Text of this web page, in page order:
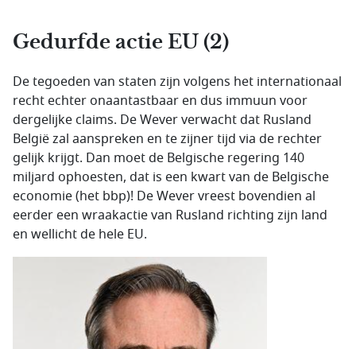
Gedurfde actie EU (2)
De tegoeden van staten zijn volgens het internationaal
recht echter onaantastbaar en dus immuun voor
dergelijke claims. De Wever verwacht dat Rusland
België zal aanspreken en te zijner tijd via de rechter
gelijk krijgt. Dan moet de Belgische regering 140
miljard ophoesten, dat is een kwart van de Belgische
economie (het bbp)! De Wever vreest bovendien al
eerder een wraakactie van Rusland richting zijn land
en wellicht de hele EU.